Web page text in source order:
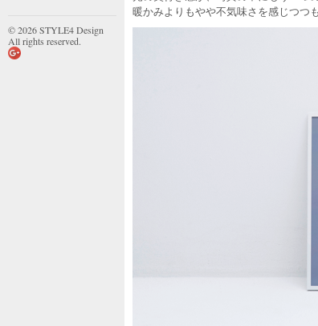
© 2026 STYLE4 Design
All rights reserved.
暖かみよりもやや不気味さを感じつつ